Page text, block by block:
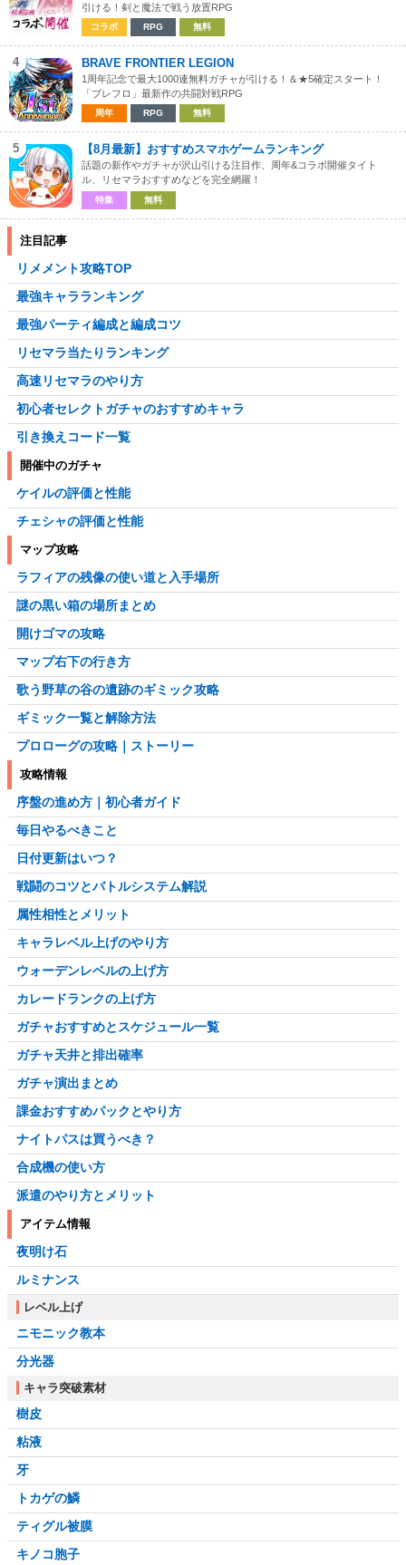
引ける！剣と魔法で戦う放置RPG
コラボ RPG 無料
4 BRAVE FRONTIER LEGION
1周年記念で最大1000連無料ガチャが引ける！＆★5確定スタート！
「ブレフロ」最新作の共闘対戦RPG
周年 RPG 無料
5 【8月最新】おすすめスマホゲームランキング
話題の新作やガチャが沢山引ける注目作、周年&コラボ開催タイト
ル、リセマラおすすめなどを完全網羅！
特集 無料
注目記事
リメメント攻略TOP
最強キャラランキング
最強パーティ編成と編成コツ
リセマラ当たりランキング
高速リセマラのやり方
初心者セレクトガチャのおすすめキャラ
引き換えコード一覧
開催中のガチャ
ケイルの評価と性能
チェシャの評価と性能
マップ攻略
ラフィアの残像の使い道と入手場所
謎の黒い箱の場所まとめ
開けゴマの攻略
マップ右下の行き方
歌う野草の谷の遺跡のギミック攻略
ギミック一覧と解除方法
プロローグの攻略｜ストーリー
攻略情報
序盤の進め方｜初心者ガイド
毎日やるべきこと
日付更新はいつ？
戦闘のコツとバトルシステム解説
属性相性とメリット
キャラレベル上げのやり方
ウォーデンレベルの上げ方
カレードランクの上げ方
ガチャおすすめとスケジュール一覧
ガチャ天井と排出確率
ガチャ演出まとめ
課金おすすめパックとやり方
ナイトパスは買うべき？
合成機の使い方
派遣のやり方とメリット
アイテム情報
夜明け石
ルミナンス
レベル上げ
ニモニック教本
分光器
キャラ突破素材
樹皮
粘液
牙
トカゲの鱗
ティグル被膜
キノコ胞子